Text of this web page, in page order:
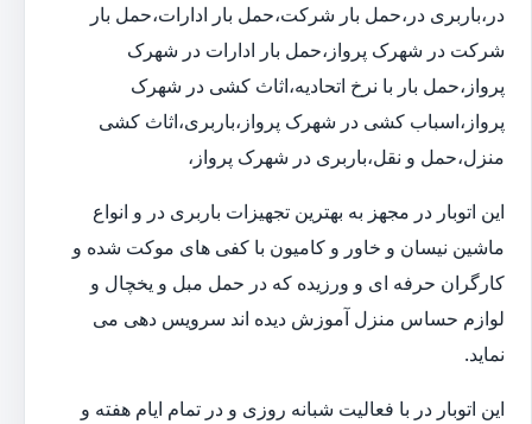
در،باربری در،حمل بار شرکت،حمل بار ادارات،حمل بار
شرکت در شهرک پرواز،حمل بار ادارات در شهرک
پرواز،حمل بار با نرخ اتحادیه،اثاث کشی در شهرک
پرواز،اسباب کشی در شهرک پرواز،باربری،اثاث کشی
منزل،حمل و نقل،باربری در شهرک پرواز،
این اتوبار در مجهز به بهترین تجهیزات باربری در و انواع
ماشین نیسان و خاور و کامیون با کفی های موکت شده و
کارگران حرفه ای و ورزیده که در حمل مبل و یخچال و
لوازم حساس منزل آموزش دیده اند سرویس دهی می
نماید.
این اتوبار در با فعالیت شبانه روزی و در تمام ایام هفته و